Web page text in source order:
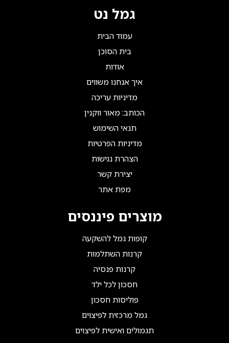
גמל נט
עמוד הבית
בית הסוכן
אודות
איך אנחנו משווים
מדיניות עריכה
הכותב: מאור ווקנין
תנאי השימוש
מדיניות הפרטיות
הצהרת נגישות
יצירת קשר
מפת אתר
מוצרים פיננסים
קופות גמל להשקעה
קרנות השתלמות
קרנות פנסיה
חסכון לכל ילד
פוליסות חסכון
גמל מרכזית לפיצוים
תגמולים ואישית לפיצוים